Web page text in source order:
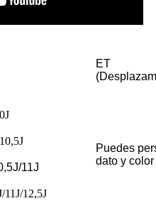
ET
Puedes
dato y
11J
11J/12,5J